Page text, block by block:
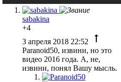
sabakina
+4
3 апреля 2018 22:52
Paranoid50, извини, но это
видео 2016 года. А, не,
извини, понял Вашу мысль.